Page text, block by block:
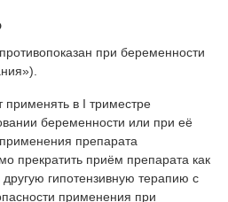
при беременности
в I триместре
беременности или при её
препарата
прекратить приём препарата как
гипотензивную терапию с
применения при